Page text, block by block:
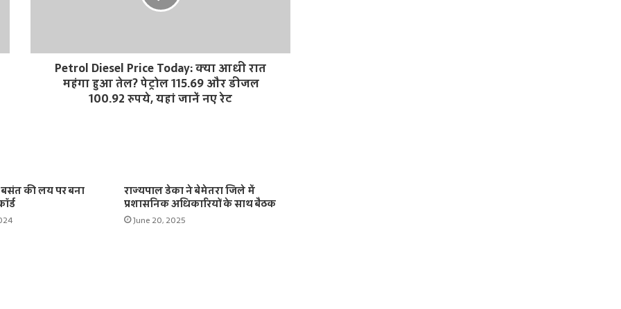
Petrol Diesel Price Today: क्या आधी रात
महंगा हुआ तेल? पेट्रोल 115.69 और डीजल
100.92 रुपये, यहां जानें नए रेट
की लय पर बना
राज्यपाल डेका ने बेमेतरा जिले में
प्रशासनिक अधिकारियों के साथ बैठक
June 20, 2025